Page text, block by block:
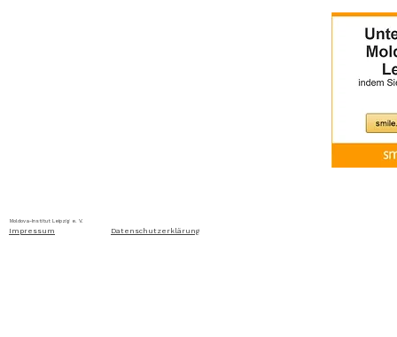
Moldova-Institut Leipzig e. V. Ritterstraße 24, D-04109
Impressum Datenschutzerklärung